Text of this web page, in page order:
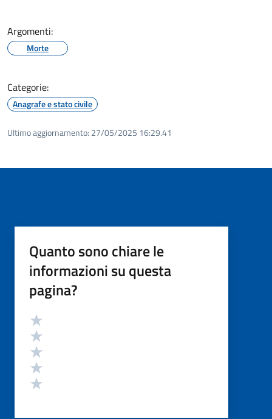
Argomenti:
Morte
Categorie:
Anagrafe e stato civile
Ultimo aggiornamento: 27/05/2025 16:29.41
Quanto sono chiare le
informazioni su questa
pagina?
Valutazione